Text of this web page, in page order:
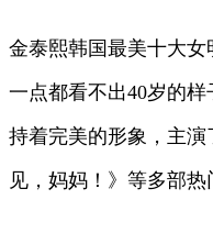
金泰熙韩国最美十大女
一点都看不出40岁的
持着完美的形象，主
见，妈妈！》等多部热